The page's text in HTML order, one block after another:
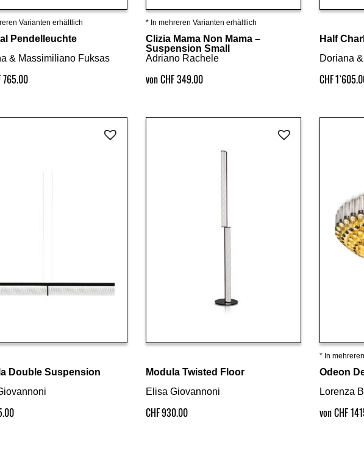
Details ansehen
Varianten erhältlich
Pendelleuchte
& Massimiliano Fuksas
765.00
Details ansehen
* In mehreren Varianten erhältlich
Clizia Mama Non Mama –
Suspension Small
Adriano Rachele
von CHF 349.00
Half
Doriana
CHF
Double Suspension
Modula Twisted Floor
Elisa Giovannoni
CHF930.00
* In
Odeon
Lorenza
von CHF